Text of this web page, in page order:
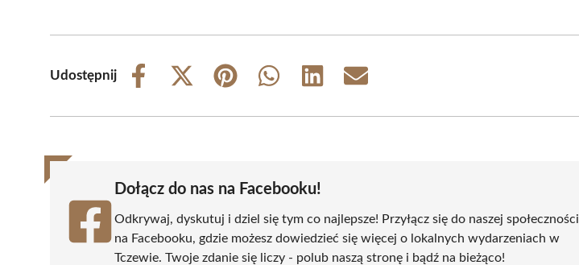
Udostępnij
Share
Share
(Twitter)
Share
Share
Share
Share
Dołącz do nas na Facebooku!
Odkrywaj, dyskutuj i dziel się tym co najlepsze! Przyłącz się do naszej społeczności
na Facebooku, gdzie możesz dowiedzieć się więcej o lokalnych wydarzeniach w
Tczewie. Twoje zdanie się liczy - polub naszą stronę i bądź na bieżąco!